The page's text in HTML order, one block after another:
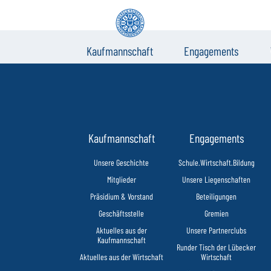
Kaufmannschaft Engagements
Kaufmannschaft
Unsere Geschichte
Mitglieder
Präsidium & Vorstand
Geschäftsstelle
Aktuelles aus der
Kaufmannschaft
Aktuelles aus der Wirtschaft
Engagements
Schule.Wirtschaft.Bildung
Unsere Liegenschaften
Beteiligungen
Gremien
Unsere Partnerclubs
Runder Tisch der Lübecker
Wirtschaft